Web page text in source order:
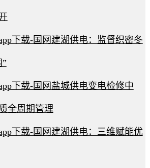
下载-国网建湖供电：监督织密冬
下载-国网盐城供电变电检修中
全周期管理
下载-国网建湖供电：三维赋能优